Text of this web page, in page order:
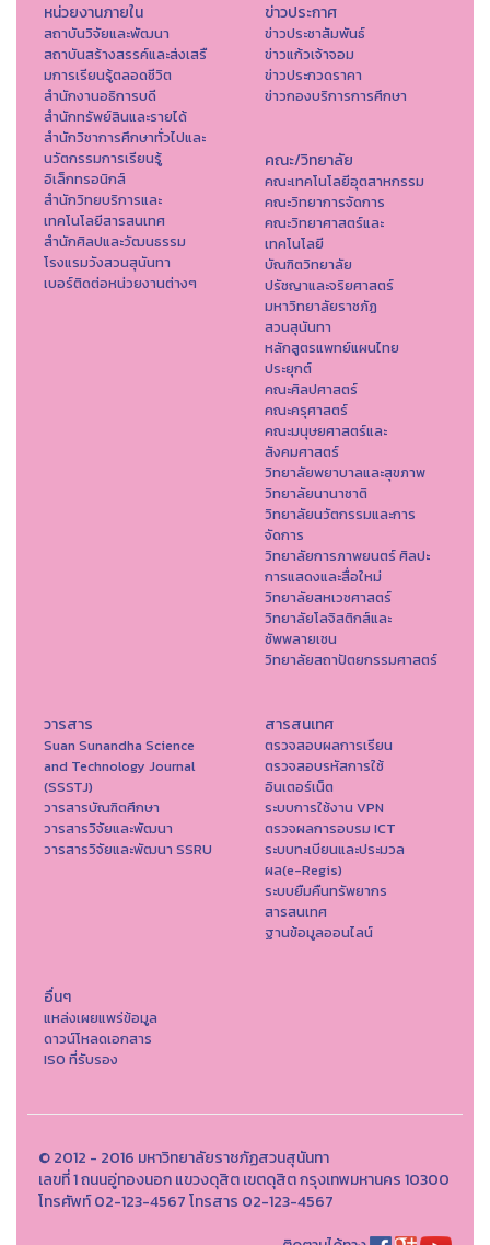
หน่วยงานภายใน
สถาบันวิจัยและพัฒนา
สถาบันสร้างสรรค์และส่งเสรื
มการเรียนรู้ตลอดชีวิต
สำนักงานอธิการบดี
สำนักทรัพย์สินและรายได้
สำนักวิชาการศึกษาทั่วไปและ
นวัตกรรมการเรียนรู้
อิเล็กทรอนิกส์
สำนักวิทยบริการและ
เทคโนโลยีสารสนเทศ
สำนักศิลปและวัฒนธรรม
โรงแรมวังสวนสุนันทา
เบอร์ติดต่อหน่วยงานต่างๆ
ข่าวประกาศ
ข่าวประชาสัมพันธ์
ข่าวแก้วเจ้าจอม
ข่าวประกวดราคา
ข่าวกองบริการการศึกษา
คณะ/วิทยาลัย
คณะเทคโนโลยีอุตสาหกรรม
คณะวิทยาการจัดการ
คณะวิทยาศาสตร์และ
เทคโนโลยี
บัณฑิตวิทยาลัย
ปรัชญาและจริยศาสตร์
มหาวิทยาลัยราชภัฏ
สวนสุนันทา
หลักสูตรแพทย์แผนไทย
ประยุกต์
คณะศิลปศาสตร์
คณะครุศาสตร์
คณะมนุษยศาสตร์และ
สังคมศาสตร์
วิทยาลัยพยาบาลและสุขภาพ
วิทยาลัยนานาชาติ
วิทยาลัยนวัตกรรมและการ
จัดการ
วิทยาลัยการภาพยนตร์ ศิลปะ
การแสดงและสื่อใหม่
วิทยาลัยสหเวชศาสตร์
วิทยาลัยโลจิสติกส์และ
ซัพพลายเชน
วิทยาลัยสถาปัตยกรรมศาสตร์
วารสาร
Suan Sunandha Science
and Technology Journal
(SSSTJ)
วารสารบัณฑิตศึกษา
วารสารวิจัยและพัฒนา
วารสารวิจัยและพัฒนา SSRU
สารสนเทศ
ตรวจสอบผลการเรียน
ตรวจสอบรหัสการใช้
อินเตอร์เน็ต
ระบบการใช้งาน VPN
ตรวจผลการอบรม ICT
ระบบทะเบียนและประมวล
ผล(e-Regis)
ระบบยืมคืนทรัพยากร
สารสนเทศ
ฐานข้อมูลออนไลน์
อื่นๆ
แหล่งเผยแพร่ข้อมูล
ดาวน์โหลดเอกสาร
ISO ที่รับรอง
© 2012 - 2016 มหาวิทยาลัยราชภัฏสวนสุนันทา
เลขที่ 1 ถนนอู่ทองนอก แขวงดุสิต เขตดุสิต กรุงเทพมหานคร 10300
โทรศัพท์ 02-123-4567 โทรสาร 02-123-4567